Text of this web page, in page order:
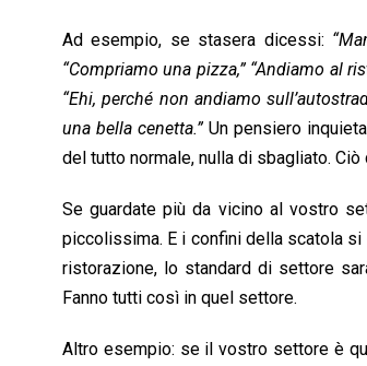
Ad esempio, se stasera dicessi:
“Compriamo una pizza,” “Andiamo al
“Ehi, perché non andiamo
una bella cenetta.”Un pensiero
del tutto normale, nulla di sbagliato.
Se guardate più da vicino al vostro
piccolissima. E i confini della scatola
ristorazione, lo standard di settore
Fanno tutti così in quel settore.
Altro esempio: se il vostro settore è